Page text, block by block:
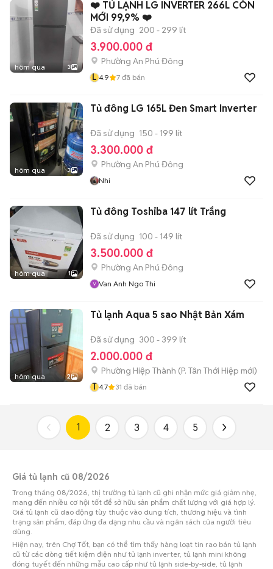
hôm qua 3
❤️ TỦ LẠNH LG INVERTER 266L CÒN
MỚI 99,9% ❤️
Đã sử dụng 200 - 299 lít
3.900.000 đ
Phường An Phú Đông
L 4.9 7 đã bán
hôm qua 3
Tủ đông LG 165L Đen Smart Inverter
Đã sử dụng 150 - 199 lít
3.300.000 đ
Phường An Phú Đông
Nhi
hôm qua 1
Tủ đông Toshiba 147 lít Trắng
Đã sử dụng 100 - 149 lít
3.500.000 đ
Phường An Phú Đông
Van Anh Ngo Thi
hôm qua 2
Tủ lạnh Aqua 5 sao Nhật Bản Xám
Đã sử dụng 300 - 399 lít
2.000.000 đ
Phường Hiệp Thành (P. Tân Thới Hiệp mới)
T 4.7 31 đã bán
1 2 3 4 5
Giá tủ lạnh cũ 08/2026
Trong tháng 08/2026, thị trường tủ lạnh cũ ghi nhận mức giá giảm nhẹ,
mang đến nhiều cơ hội tốt để sở hữu sản phẩm chất lượng với giá hợp lý.
Giá tủ lạnh cũ dao động tùy thuộc vào dung tích, thương hiệu và tình
trạng sản phẩm, đáp ứng đa dạng nhu cầu và ngân sách của người tiêu
dùng.
Hiện nay, trên Chợ Tốt, bạn có thể tìm thấy hàng loạt tin rao bán tủ lạnh
cũ từ các dòng tiết kiệm điện như tủ lạnh inverter, tủ lạnh mini không
đóng tuyết đến những mẫu cao cấp như tủ lạnh side-by-side, tủ lạnh